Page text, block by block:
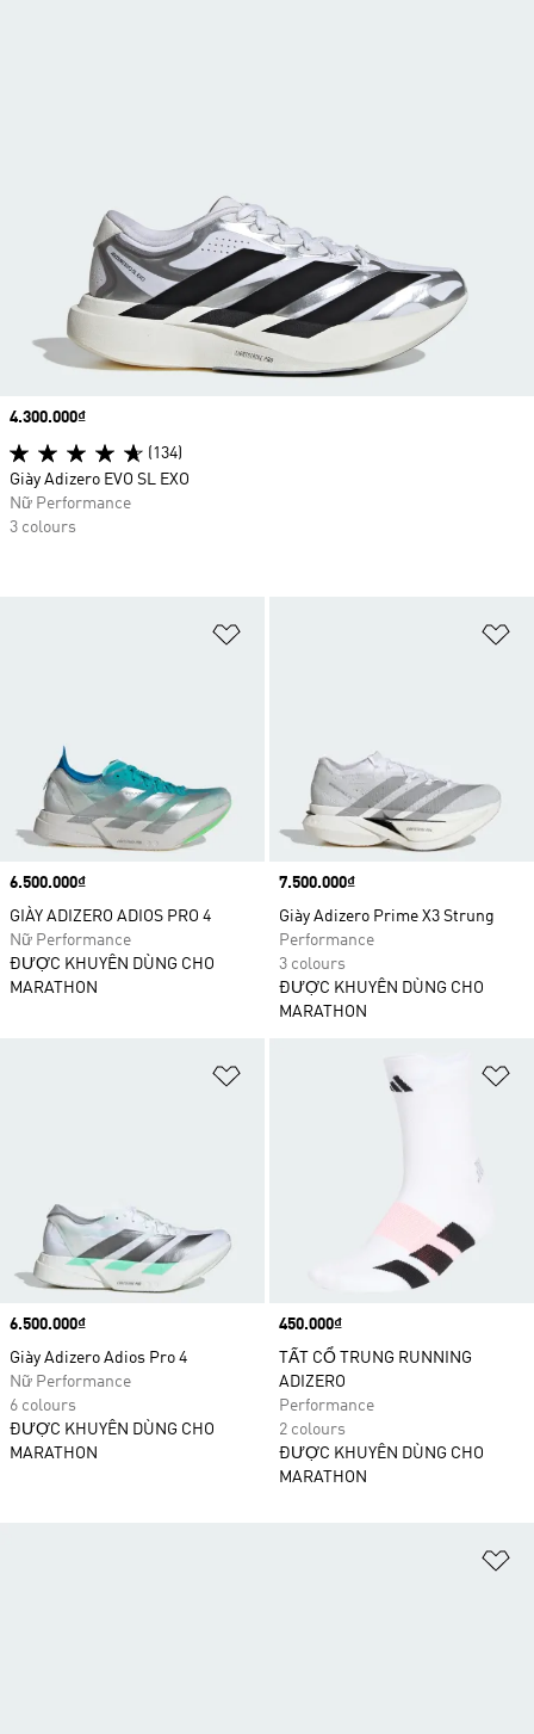
Price
6.500.000₫
GIÀY ADIZERO ADIOS PRO 4
Nữ Performance
ĐƯỢC KHUYÊN DÙNG CHO
MARATHON
Price
7.500.000₫
Giày Adizero Prime X3 Strung
Performance
3 colours
ĐƯỢC KHUYÊN DÙNG CHO
MARATHON
Price
6.500.000₫
Giày Adizero Adios Pro 4
Nữ Performance
6 colours
ĐƯỢC KHUYÊN DÙNG CHO
MARATHON
Price
450.000₫
TẤT CỔ TRUNG RUNNING
ADIZERO
Performance
2 colours
ĐƯỢC KHUYÊN DÙNG CHO
MARATHON
Price
4.300.000₫
(134)
Giày Adizero EVO SL EXO
Nữ Performance
3 colours